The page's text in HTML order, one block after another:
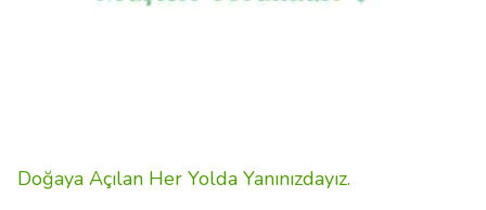
Doğaya Açılan Her Yolda Yanınızdayız.